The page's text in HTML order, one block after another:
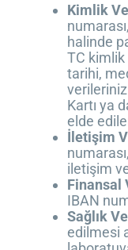
Kimlik
halinde
TC kimlik
tarihi,
Kartı ya
elde
İletişim
iletişim
Finansal
IBAN
Sağlık
edilmesi